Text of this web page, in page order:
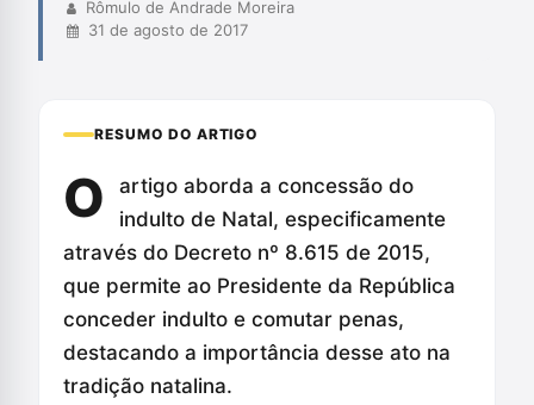
Rômulo de Andrade Moreira
31 de agosto de 2017
RESUMO DO ARTIGO
O
artigo aborda a concessão do
indulto de Natal, especificamente
através do Decreto nº 8.615 de 2015,
que permite ao Presidente da República
conceder indulto e comutar penas,
destacando a importância desse ato na
tradição natalina.